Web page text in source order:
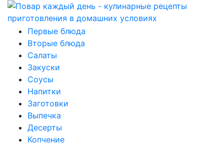
Первые блюда
Вторые блюда
Салаты
Закуски
Соусы
Напитки
Заготовки
Выпечка
Десерты
Копчение